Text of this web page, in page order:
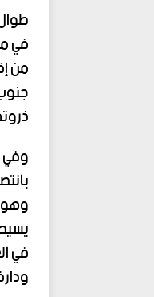
في
ذروتها منتصف
وهو
في